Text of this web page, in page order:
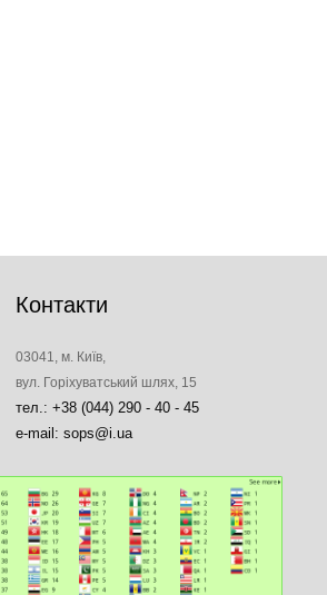
Контакти
03041, м. Київ,
вул. Горіхуватський шлях, 15
тел.: +38 (044) 290 - 40 - 45
e-mail: sops@i.ua